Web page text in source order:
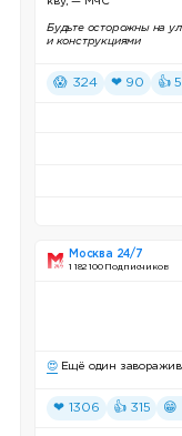
Будьте осторожны на
и конструкциями
😱 324 ❤ 90 👍
Москва 24/7
1 182 100 Подписчиков
😍Ещё один
❤ 1306 👍 315 😁